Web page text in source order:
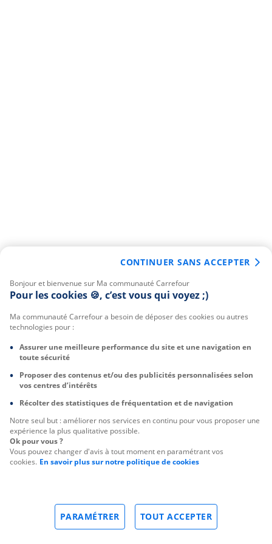
Bonjour et bienvenue sur Ma communauté Carrefour
Pour les cookies 🍪, c’est vous qui voyez ;)
Ma communauté Carrefour a besoin de déposer des cookies ou autres
technologies pour :
Assurer une meilleure performance du site et une navigation en
toute sécurité
Proposer des contenus et/ou des publicités personnalisées selon
vos centres d’intérêts
Récolter des statistiques de fréquentation et de navigation
Notre seul but : améliorer nos services en continu pour vous proposer une
expérience la plus qualitative possible.
Ok pour vous ?
Vous pouvez changer d'avis à tout moment en paramétrant vos
cookies. En savoir plus sur notre politique de cookies
TOUT ACCEPTER
PARAMÉTRER
CONTINUER SANS ACCEPTER